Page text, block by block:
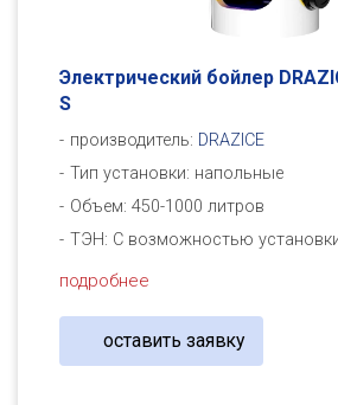
Электрический бойлер
S
производитель: DRAZICE
Тип установки: напольные
Объем: 450-1000 литров
ТЭН: С возможностью
подробнее
оставить заявку